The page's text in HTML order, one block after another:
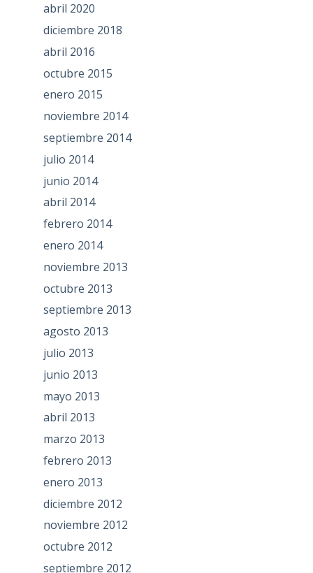
abril 2020
diciembre 2018
abril 2016
octubre 2015
enero 2015
noviembre 2014
septiembre 2014
julio 2014
junio 2014
abril 2014
febrero 2014
enero 2014
noviembre 2013
octubre 2013
septiembre 2013
agosto 2013
julio 2013
junio 2013
mayo 2013
abril 2013
marzo 2013
febrero 2013
enero 2013
diciembre 2012
noviembre 2012
octubre 2012
septiembre 2012